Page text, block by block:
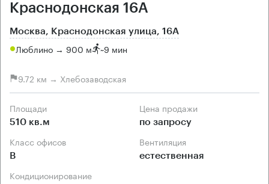
Краснодонская 16А
Москва, Краснодонская улица, 16А
Люблино → 900 м ~9 мин
9.72 км → Хлебозаводская
Площади
510 кв.м
Цена продажи
по запросу
Класс офисов
B
Вентиляция
естественная
Кондиционирование